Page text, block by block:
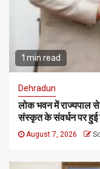
1 min read
Dehradun
लोक भवन में राज्यपाल
संस्कृत के संवर्धन पर हुई
August 7, 2026